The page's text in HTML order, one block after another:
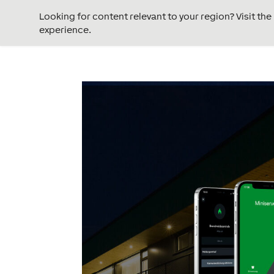
Looking for content relevant to your region? Visit
experience.